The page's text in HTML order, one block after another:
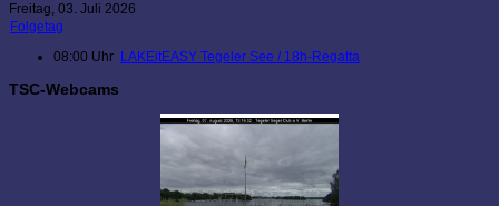
Freitag, 03. Juli 2026
Folgetag
08:00 Uhr LAKEitEASY Tegeler See / 18h-Regatta
TSC-Webcams